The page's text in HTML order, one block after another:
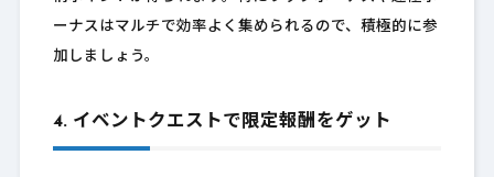
ーナスはマルチで効率よく集められるので、積極的に参
加しましょう。
4. イベントクエストで限定報酬をゲット